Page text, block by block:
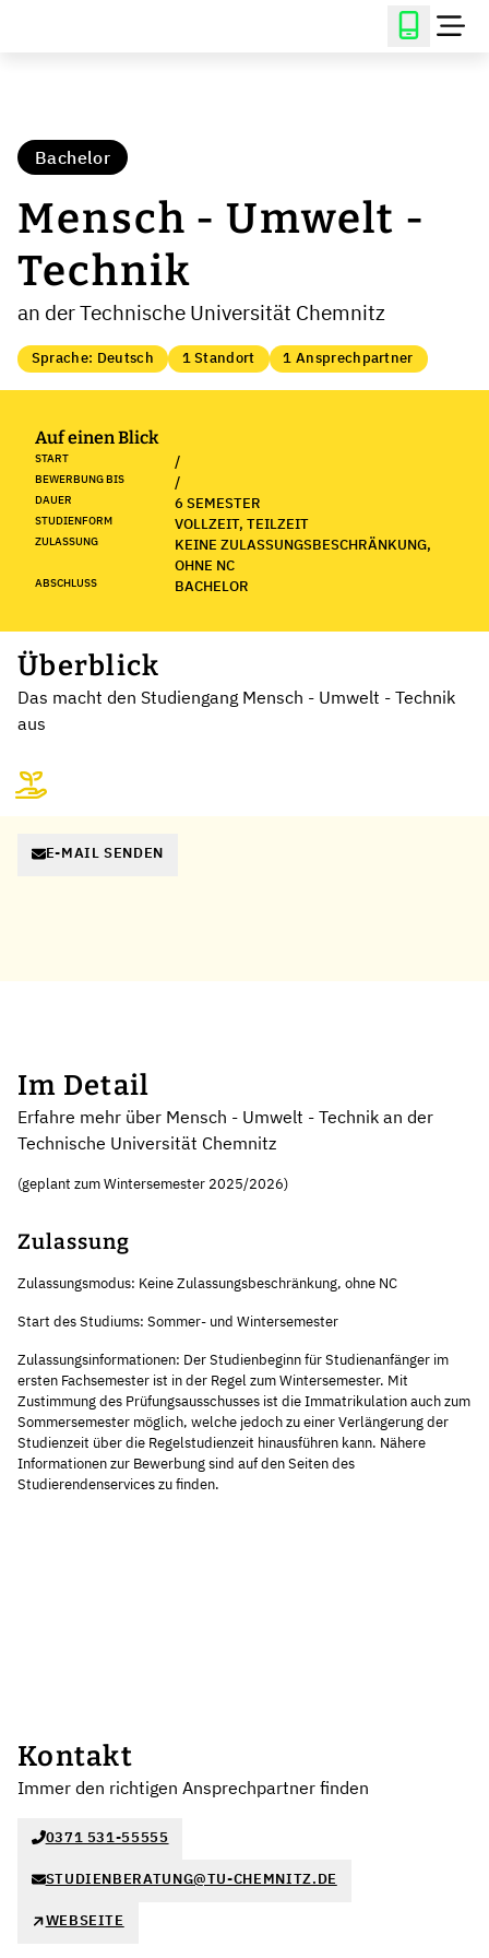
Bachelor
Mensch - Umwelt -
Technik
an der Technische Universität Chemnitz
Sprache: Deutsch 1 Standort 1 Ansprechpartner
Auf einen Blick
START /
BEWERBUNG BIS /
DAUER 6 SEMESTER
STUDIENFORM VOLLZEIT, TEILZEIT
ZULASSUNG
KEINE ZULASSUNGSBESCHRÄNKUNG,
OHNE NC
ABSCHLUSS BACHELOR
Überblick
Das macht den Studiengang Mensch - Umwelt - Technik
aus
E-MAIL SENDEN
Im Detail
Erfahre mehr über Mensch - Umwelt - Technik an der
Technische Universität Chemnitz
(geplant zum Wintersemester 2025/2026)
Zulassung
Zulassungsmodus: Keine Zulassungsbeschränkung, ohne NC
Start des Studiums: Sommer- und Wintersemester
Zulassungsinformationen: Der Studienbeginn für Studienanfänger im
ersten Fachsemester ist in der Regel zum Wintersemester. Mit
Zustimmung des Prüfungsausschusses ist die Immatrikulation auch zum
Sommersemester möglich, welche jedoch zu einer Verlängerung der
Studienzeit über die Regelstudienzeit hinausführen kann. Nähere
Informationen zur Bewerbung sind auf den Seiten des
Studierendenservices zu finden.
Kontakt
Immer den richtigen Ansprechpartner finden
0371 531-55555
STUDIENBERATUNG@TU-CHEMNITZ.DE
WEBSEITE